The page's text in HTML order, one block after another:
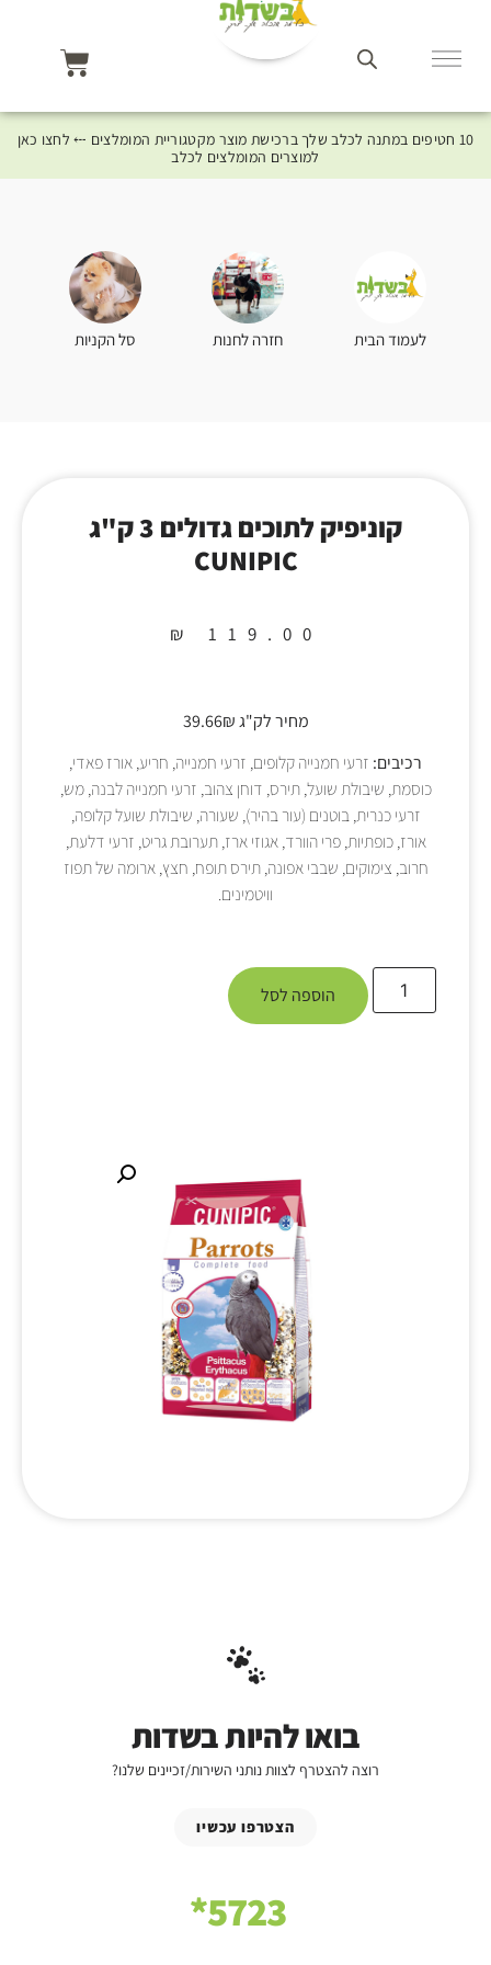
10 חטיפים במתנה לכלב שלך ברכישת מוצר מקטגוריית המומלצים ⤎ לחצו כאן
למוצרים המומלצים לכלב
לעמוד הבית חזרה לחנות סל הקניות
קוניפיק לתוכים גדולים 3 ק"ג
CUNIPIC
₪ 119.00
מחיר לק"ג 39.66₪
רכיבים: זרעי חמנייה קלופים, זרעי חמנייה, חריע, אורז פאדי,
כוסמת, שיבולת שועל, תירס, דוחן צהוב, זרעי חמנייה לבנה, מש,
זרעי כנרית, בוטנים (עור בהיר), שעורה, שיבולת שועל קלופה,
אורז, כופתיות, פרי הוורד, אגוזי ארז, תערובת גריט, זרעי דלעת,
חרוב, צימוקים, שבבי אפונה, תירס תופח, חצץ, ארומה של תפוז
וויטמינים.
הוספה לסל
בואו להיות בשדות
רוצה להצטרף לצוות נותני השירות/זכיינים שלנו?
הצטרפו עכשיו
5723*